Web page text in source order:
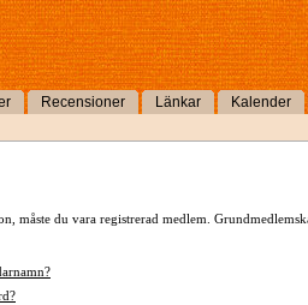
Recensioner Länkar Kalender
måste du vara registrerad medlem.